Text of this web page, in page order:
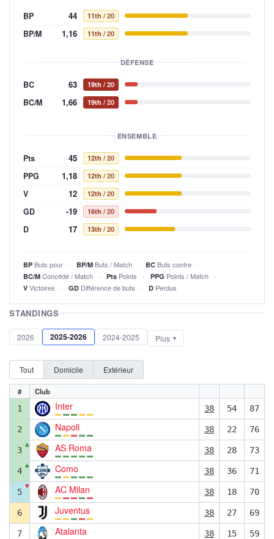
BP 44 11th / 20
BP/M 1,16 11th / 20
DÉFENSE
BC 63 19th / 20
BC/M 1,66 19th / 20
ENSEMBLE
Pts 45 12th / 20
PPG 1,18 12th / 20
V 12 12th / 20
GD -19 16th / 20
D 17 13th / 20
BP Buts pour BP/M Buts / Match BC Buts contre
BC/M Concédé / Match Pts Points PPG Points / Match
V Victoires GD Différence de buts D Perdus
STANDINGS
2026 2025-2026 2024-2025 Plus
Tout Domicile Extérieur
#
Club
1
Inter 38 54 87
2 Napoli 38 22 76
3
▲ AS Roma 38 28 73
4
▲ Como 38 36 71
5
▼ AC Milan 38 18 70
6 Juventus 38 27 69
7 Atalanta 38 15 59